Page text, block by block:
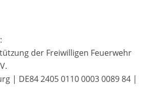
:
der Freiwilligen Feuerwehr
| DE84 2405 0110 0003 0089 84 |